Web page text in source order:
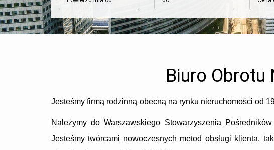
Biuro Obrotu
Jesteśmy firmą rodzinną obecną na rynku nieruchomości od
Należymy do Warszawskiego Stowarzyszenia
Jesteśmy twórcami nowoczesnych metod obsługi klienta,